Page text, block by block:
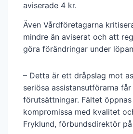
aviserade 4 kr.
Även Vårdföretagarna
mindre än aviserat och att
göra förändringar under
– Detta är ett dråpslag mot
seriösa assistansutförarna
förutsättningar. Fältet
kompromissa med kvalitet
Fryklund, förbundsdirektör